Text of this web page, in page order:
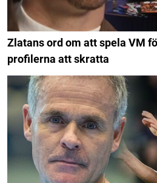
Zlatans ord om att spela VM
profilerna att skratta